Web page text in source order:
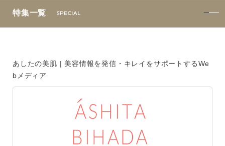
特集一覧 SPECIAL
あしたの美肌 | 美容情報を発信・キレイをサポートするWe
bメディア